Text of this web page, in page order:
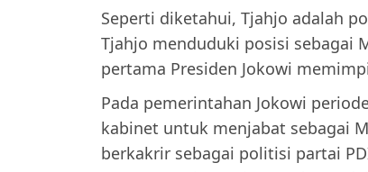
Seperti diketahui, Tjahjo adalah
Tjahjo menduduki posisi sebagai
pertama Presiden Jokowi
Pada pemerintahan Jokowi
kabinet untuk menjabat sebagai
berkakrir sebagai politisi partai